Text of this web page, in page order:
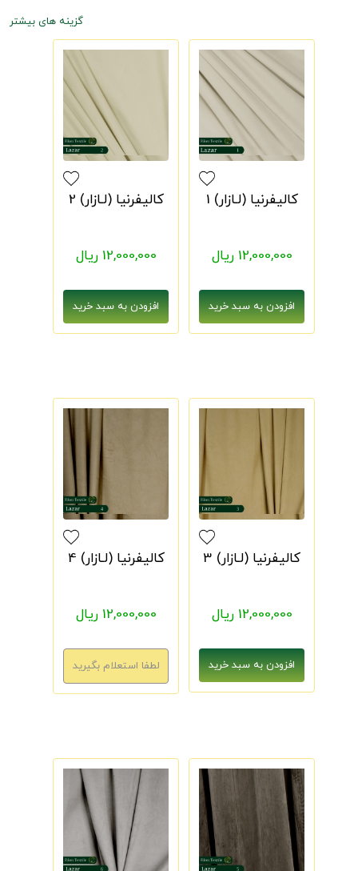
گزینه های بیشتر
کالیفرنیا (لـازار) 1
12,000,000 ریال
کالیفرنیا (لـازار) 2
12,000,000 ریال
کالیفرنیا (لـازار) 3
12,000,000 ریال
کالیفرنیا (لـازار) 4
12,000,000 ریال